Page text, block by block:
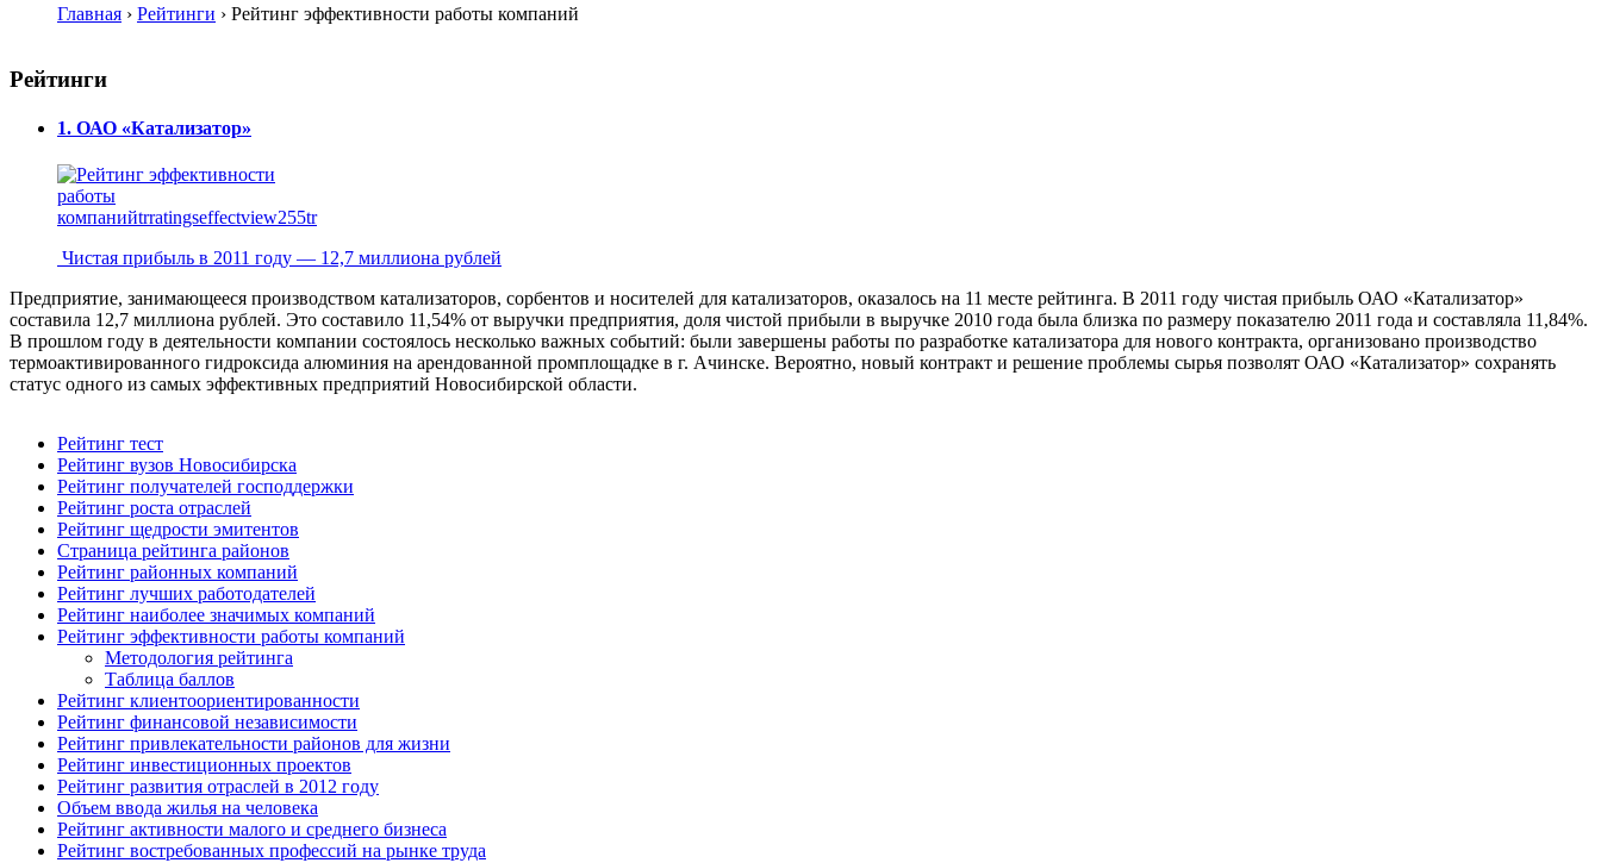
Главная › Рейтинги › Рейтинг эффективности работы компаний
Рейтинги
1. ОАО «Катализатор»
Чистая прибыль в 2011 году — 12,7 миллиона рублей
Предприятие, занимающееся производством катализаторов, сорбентов и носителей для катализаторов, оказалось на 11 месте рейтинга. В 2011 году чистая прибыль ОАО «Катализатор»
составила 12,7 миллиона рублей. Это составило 11,54% от выручки предприятия, доля чистой прибыли в выручке 2010 года была близка по размеру показателю 2011 года и составляла 11,84%.
В прошлом году в деятельности компании состоялось несколько важных событий: были завершены работы по разработке катализатора для нового контракта, организовано производство
термоактивированного гидроксида алюминия на арендованной промплощадке в г. Ачинске. Вероятно, новый контракт и решение проблемы сырья позволят ОАО «Катализатор» сохранять
статус одного из самых эффективных предприятий Новосибирской области.
Рейтинг тест
Рейтинг вузов Новосибирска
Рейтинг получателей господдержки
Рейтинг роста отраслей
Рейтинг щедрости эмитентов
Страница рейтинга районов
Рейтинг районных компаний
Рейтинг лучших работодателей
Рейтинг наиболее значимых компаний
Рейтинг эффективности работы компаний
Методология рейтинга
Таблица баллов
Рейтинг клиентоориентированности
Рейтинг финансовой независимости
Рейтинг привлекательности районов для жизни
Рейтинг инвестиционных проектов
Рейтинг развития отраслей в 2012 году
Объем ввода жилья на человека
Рейтинг активности малого и среднего бизнеса
Рейтинг востребованных профессий на рынке труда